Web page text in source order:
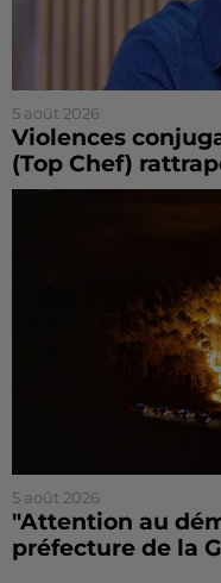
5 août 2026
Violences
(Top Chef)
5 août 2026
"Attention au
préfecture de la